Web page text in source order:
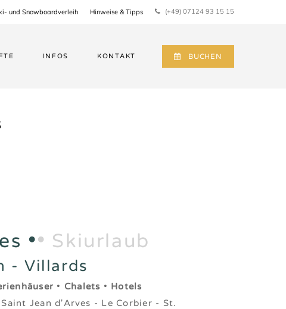
und Snowboardverleih Hinweise & Tipps (+49) 07124 93 15 15
INFOS KONTAKT BUCHEN
•• Skiurlaub
- Villards
• Chalets • Hotels
Jean d'Arves - Le Corbier - St.